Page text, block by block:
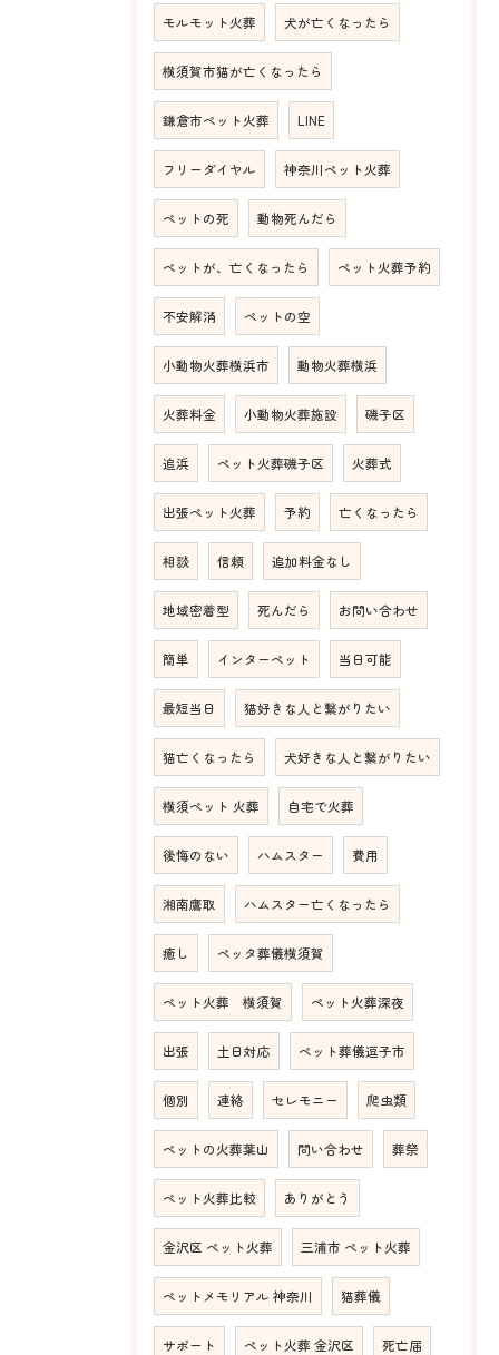
モルモット火葬 犬が亡くなったら
横須賀市猫が亡くなったら
鎌倉市ペット火葬 LINE
フリーダイヤル 神奈川ペット火葬
ペットの死 動物死んだら
ペットが、亡くなったら ペット火葬予約
不安解消 ペットの空
小動物火葬横浜市 動物火葬横浜
火葬料金 小動物火葬施設 磯子区
追浜 ペット火葬磯子区 火葬式
出張ペット火葬 予約 亡くなったら
相談 信頼 追加料金なし
地域密着型 死んだら お問い合わせ
簡単 インターペット 当日可能
最短当日 猫好きな人と繋がりたい
猫亡くなったら 犬好きな人と繋がりたい
横須ペット 火葬 自宅で火葬
後悔のない ハムスター 費用
湘南鷹取 ハムスター亡くなったら
癒し ペッタ葬儀横須賀
ペット火葬 横須賀 ペット火葬深夜
出張 土日対応 ペット葬儀逗子市
個別 連絡 セレモニー 爬虫類
ペットの火葬葉山 問い合わせ 葬祭
ペット火葬比較 ありがとう
金沢区 ペット火葬 三浦市 ペット火葬
ペットメモリアル 神奈川 猫葬儀
サポート ペット火葬 金沢区 死亡届